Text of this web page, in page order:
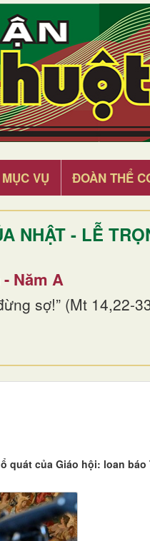
VỤ ĐOÀN THỂ
NHẬT - LỄ
Năm A
sợ!” (Mt 14,22-
quát của Giáo hội: loan